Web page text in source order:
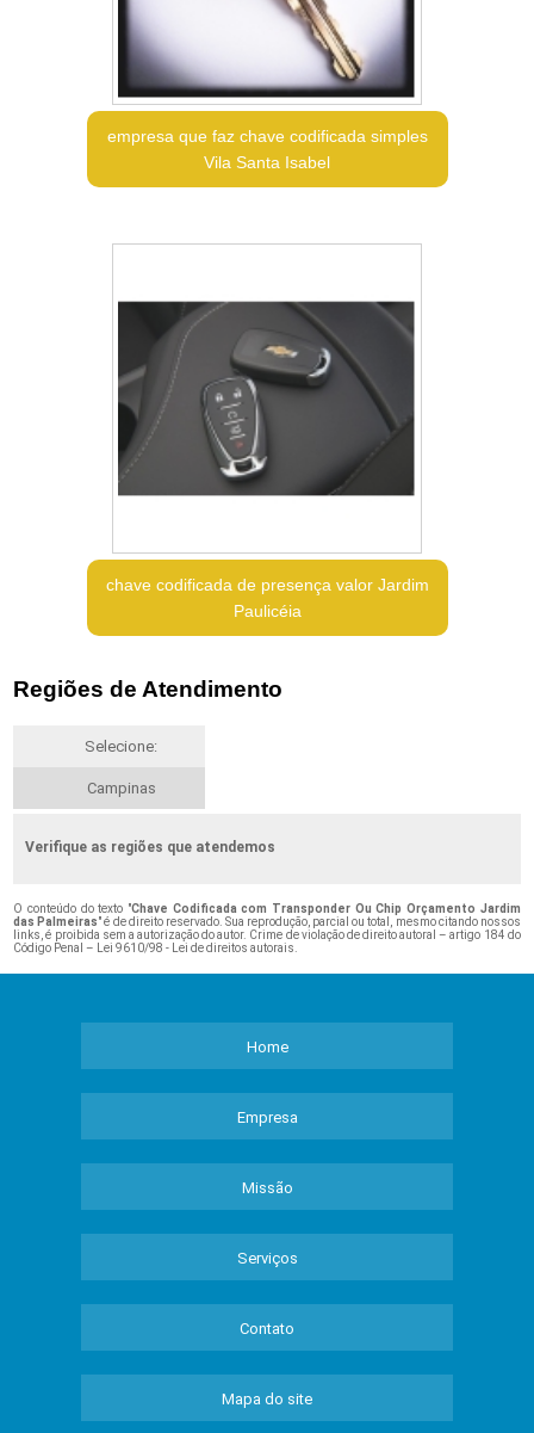
empresa que faz chave codificada simples
Vila Santa Isabel
chave codificada de presença valor Jardim
Paulicéia
Regiões de Atendimento
Selecione:
Campinas
Verifique as regiões que atendemos
O conteúdo do texto "Chave Codificada com Transponder Ou Chip Orçamento Jardim
das Palmeiras" é de direito reservado. Sua reprodução, parcial ou total, mesmo citando nossos
links, é proibida sem a autorização do autor. Crime de violação de direito autoral – artigo 184 do
Código Penal –
Lei 9610/98 - Lei de direitos autorais
Home
Empresa
Missão
Serviços
Contato
Mapa do site